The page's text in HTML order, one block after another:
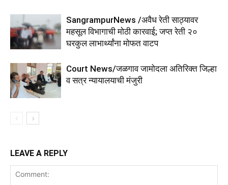
SangrampurNews /अवैध रेती साठ्यावर
महसूल विभागाची मोठी कारवाई; जप्त रेती २०
घरकुल लाभार्थ्यांना मोफत वाटप
Court News/जळगाव जामोदला अतिरिक्त जिल्हा
व सत्र न्यायालयाची मंजुरी
LEAVE A REPLY